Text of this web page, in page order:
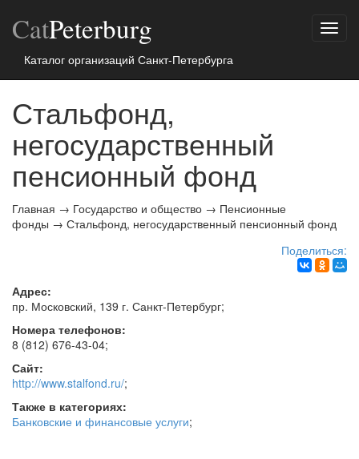
CatPeterburg
Каталог организаций Санкт-Петербурга
Стальфонд,
негосударственный
пенсионный фонд
Главная → Государство и общество → Пенсионные
фонды → Стальфонд, негосударственный пенсионный фонд
Поделиться:
Адрес:
пр. Московский, 139 г. Санкт-Петербург;
Номера телефонов:
8 (812) 676-43-04;
Сайт:
http://www.stalfond.ru/;
Также в категориях:
Банковские и финансовые услуги;